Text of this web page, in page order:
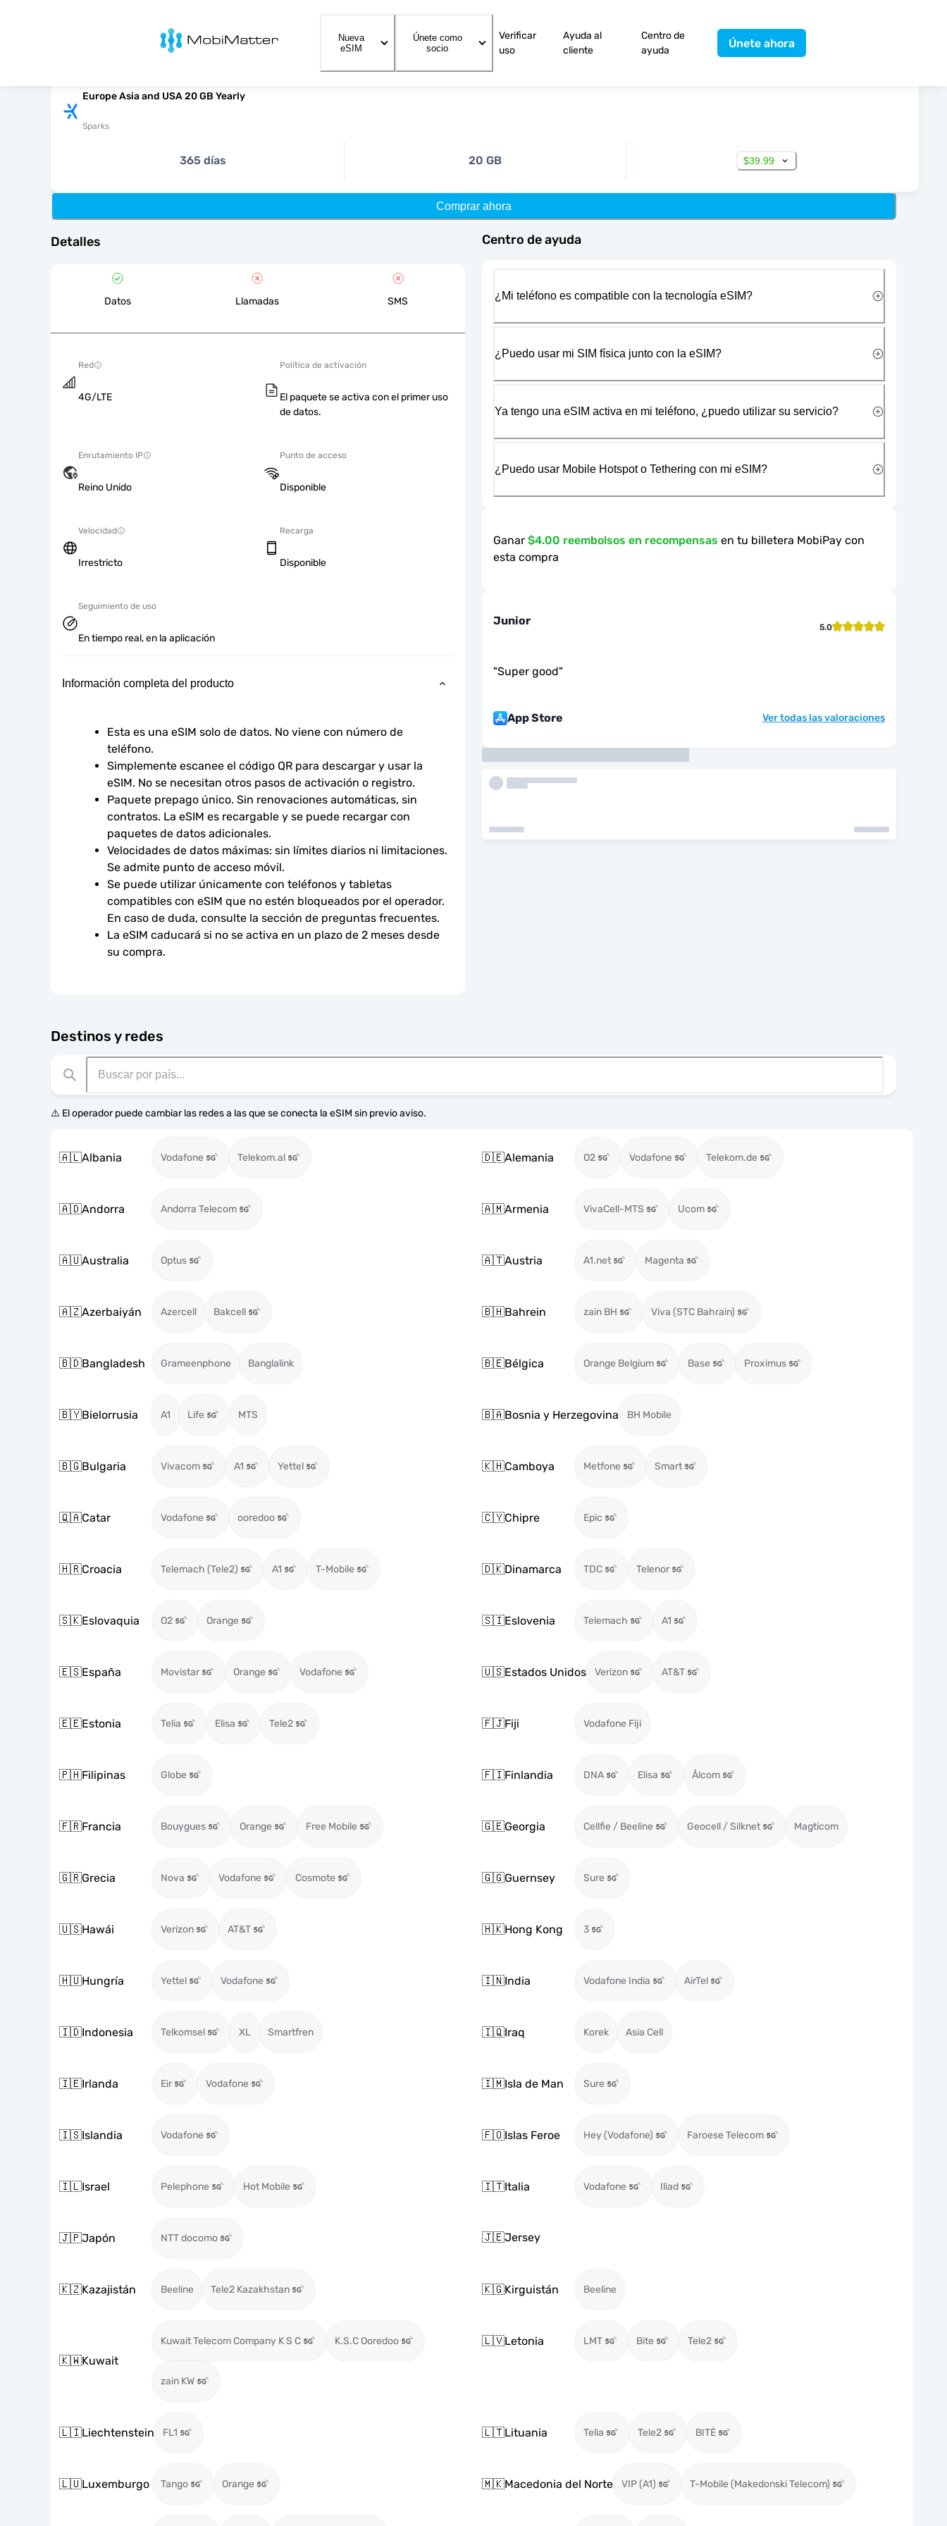
MobiMatter
Nueva
eSIM
Únete como
socio
Verificar
uso
Ayuda al
cliente
Centro de
ayuda
Únete ahora
Europe Asia and USA 20 GB Yearly
Sparks
365 días 20 GB $39.99
Comprar ahora
Detalles
Datos Llamadas SMS
Red
4G/LTE
Política de activación
El paquete se activa con el primer uso
de datos.
Enrutamiento IP
Reino Unido
Punto de acceso
Disponible
Velocidad
Irrestricto
Recarga
Disponible
Seguimiento de uso
En tiempo real, en la aplicación
Información completa del producto
Esta es una eSIM solo de datos. No viene con número de
teléfono.
Simplemente escanee el código QR para descargar y usar la
eSIM. No se necesitan otros pasos de activación o registro.
Paquete prepago único. Sin renovaciones automáticas, sin
contratos. La eSIM es recargable y se puede recargar con
paquetes de datos adicionales.
Velocidades de datos máximas: sin límites diarios ni limitaciones.
Se admite punto de acceso móvil.
Se puede utilizar únicamente con teléfonos y tabletas
compatibles con eSIM que no estén bloqueados por el operador.
En caso de duda, consulte la sección de preguntas frecuentes.
La eSIM caducará si no se activa en un plazo de 2 meses desde
su compra.
Destinos y redes
⚠️ El operador puede cambiar las redes a las que se conecta la eSIM sin previo aviso.
🇦🇱Albania Vodafone Telekom.al 🇩🇪Alemania O2 Vodafone Telekom.de
🇦🇩Andorra Andorra Telecom 🇦🇲Armenia VivaCell-MTS Ucom
🇦🇺Australia Optus 🇦🇹Austria A1.net Magenta
🇦🇿Azerbaiyán Azercell Bakcell 🇧🇭Bahrein zain BH Viva (STC Bahrain)
🇧🇩Bangladesh Grameenphone Banglalink 🇧🇪Bélgica Orange Belgium Base Proximus
🇧🇾Bielorrusia A1 Life MTS 🇧🇦Bosnia y Herzegovina BH Mobile
🇧🇬Bulgaria Vivacom A1 Yettel 🇰🇭Camboya Metfone Smart
🇶🇦Catar Vodafone ooredoo 🇨🇾Chipre Epic
🇭🇷Croacia Telemach (Tele2) A1 T-Mobile 🇩🇰Dinamarca TDC Telenor
🇸🇰Eslovaquia O2 Orange 🇸🇮Eslovenia Telemach A1
🇪🇸España Movistar Orange Vodafone 🇺🇸Estados Unidos Verizon AT&T
🇪🇪Estonia Telia Elisa Tele2 🇫🇯Fiji Vodafone Fiji
🇵🇭Filipinas Globe 🇫🇮Finlandia DNA Elisa Ålcom
🇫🇷Francia Bouygues Orange Free Mobile 🇬🇪Georgia Cellfie / Beeline Geocell / Silknet Magticom
🇬🇷Grecia Nova Vodafone Cosmote 🇬🇬Guernsey Sure
🇺🇸Hawái Verizon AT&T 🇭🇰Hong Kong 3
🇭🇺Hungría Yettel Vodafone 🇮🇳India Vodafone India AirTel
🇮🇩Indonesia Telkomsel XL Smartfren 🇮🇶Iraq Korek Asia Cell
🇮🇪Irlanda Eir Vodafone 🇮🇲Isla de Man Sure
🇮🇸Islandia Vodafone 🇫🇴Islas Feroe Hey (Vodafone) Faroese Telecom
🇮🇱Israel Pelephone Hot Mobile 🇮🇹Italia Vodafone Iliad
🇯🇵Japón NTT docomo 🇯🇪Jersey
🇰🇿Kazajistán Beeline Tele2 Kazakhstan 🇰🇬Kirguistán Beeline
🇰🇼Kuwait
Kuwait Telecom Company K S C K.S.C Ooredoo
zain KW
🇱🇻Letonia LMT Bite Tele2
🇱🇮Liechtenstein FL1 🇱🇹Lituania Telia Tele2 BITĖ
🇱🇺Luxemburgo Tango Orange 🇲🇰Macedonia del Norte VIP (A1) T-Mobile (Makedonski Telecom)
Centro de ayuda
¿Mi teléfono es compatible con la tecnología eSIM?
¿Puedo usar mi SIM física junto con la eSIM?
Ya tengo una eSIM activa en mi teléfono, ¿puedo utilizar su servicio?
¿Puedo usar Mobile Hotspot o Tethering con mi eSIM?
Ganar $4.00 reembolsos en recompensas en tu billetera MobiPay con
esta compra
Junior 5.0
"Super good"
App Store Ver todas las valoraciones